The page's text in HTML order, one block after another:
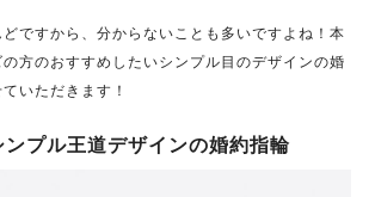
ですから、分からないことも多いですよね！本
方のおすすめしたいシンプル目のデザインの婚
いただきます！
プル王道デザインの婚約指輪